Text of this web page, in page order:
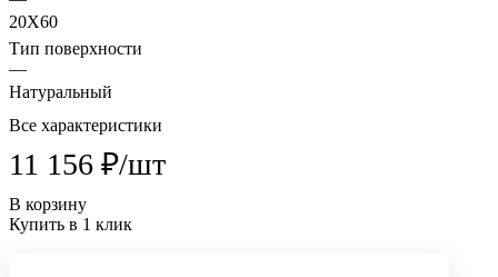
20X60
Тип поверхности
—
Натуральный
Все характеристики
11 156 ₽/шт
В корзину
Купить в 1 клик